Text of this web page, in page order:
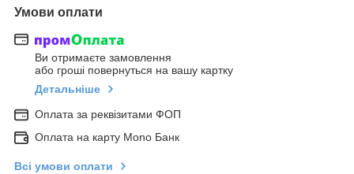
Умови оплати
Ви отримаєте замовлення
або гроші повернуться на вашу картку
Детальніше
Оплата за реквізитами ФОП
Оплата на карту Mono Банк
Всі умови оплати